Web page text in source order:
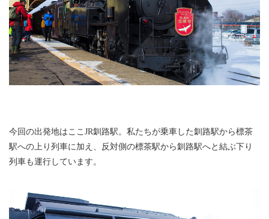
今回の出発地はここJR釧路駅。私たちが乗車した釧路駅から標茶
駅への上り列車に加え、反対側の標茶駅から釧路駅へと結ぶ下り
列車も運行しています。